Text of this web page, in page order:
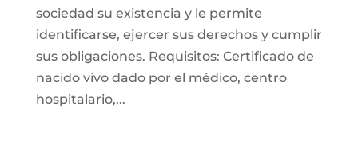
sociedad su existencia y le permite
identificarse, ejercer sus derechos y cumplir
sus obligaciones. Requisitos: Certificado de
nacido vivo dado por el médico, centro
hospitalario,...